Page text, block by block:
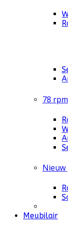
78 rpm
Nieuw
Meubilair